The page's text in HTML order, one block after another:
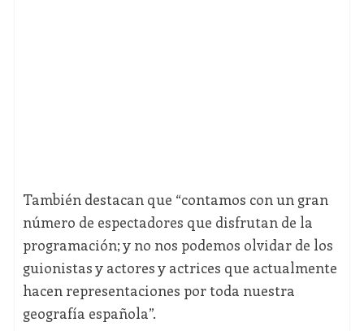
También destacan que “contamos con un gran
número de espectadores que disfrutan de la
programación; y no nos podemos olvidar de los
guionistas y actores y actrices que actualmente
hacen representaciones por toda nuestra
geografía española”.